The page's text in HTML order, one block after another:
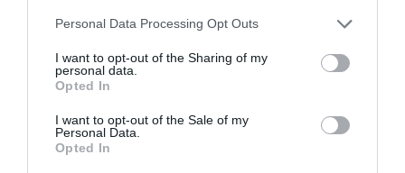
Please note that this website/app uses one or more Google
not limited to your visit or usage behaviour. You may click to
grant or deny consent to Google and its third-party tags to
use your data for below specified purposes in below Google
consent section.
Personal Data Processing Opt Outs
I want to opt-out of the Sharing of my
personal data.
Opted In
I want to opt-out of the Sale of my
Personal Data.
Opted In
túlzott repülőtéri díjakra hivatkozva
városaiba, és csökkenti a Santiago de Compostela,
Asturias, Cantabria és Zaragoza közlekedő járatainak